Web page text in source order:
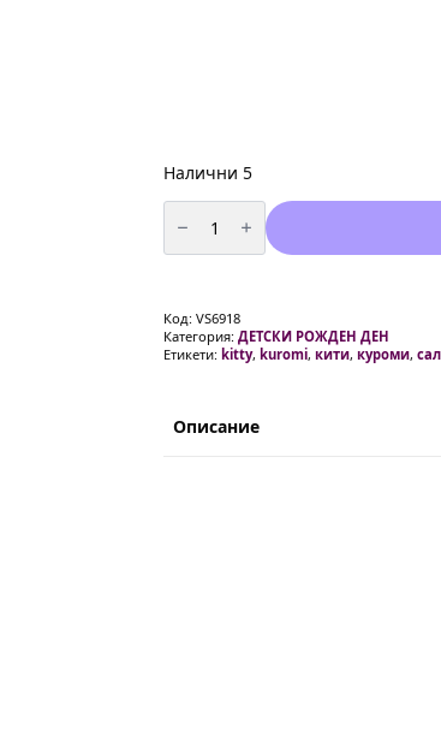
Налични 5
количество
за
Парти
салфетки
Куроми
20
броя
Код: VS6918
Категория: ДЕТСКИ РОЖДЕН ДЕН
Етикети: kitty, kuromi, кити, куроми,
Описание